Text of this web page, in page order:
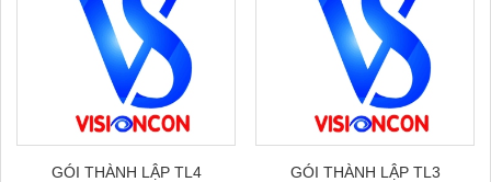
GÓI THÀNH LẬP TL4 GÓI THÀNH LẬP TL3